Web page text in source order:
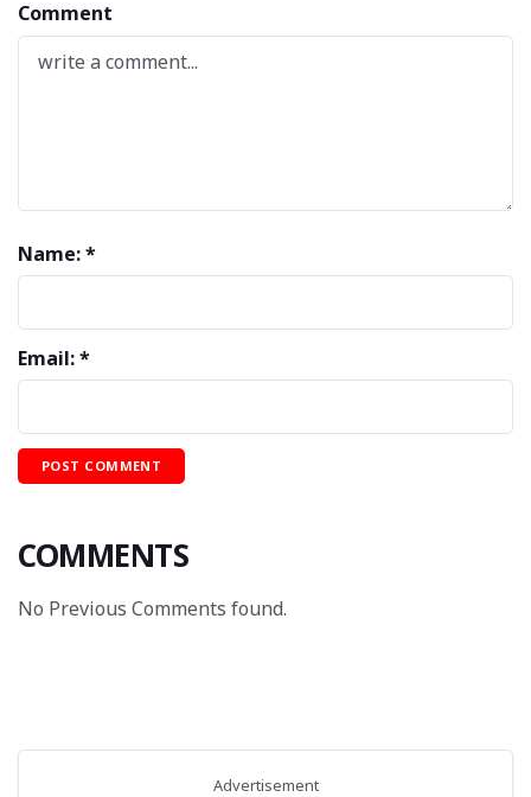
Comment
Name: *
Email: *
COMMENTS
No Previous Comments found.
Advertisement